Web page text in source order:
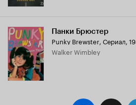
Панки Брюстер
Punky Brewster, Сериал,
Walker Wimbley